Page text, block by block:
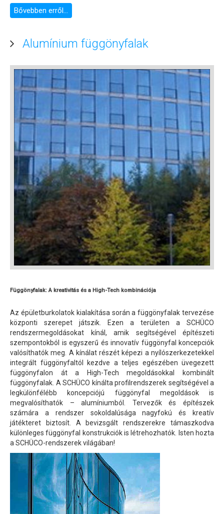
Bővebben erről...
Alumínium függönyfalak
Függönyfalak: A kreativitás és a High-Tech kombinációja
Az épületburkolatok kialakítása során a függönyfalak tervezése
központi szerepet játszik. Ezen a területen a SCHÜCO
rendszermegoldásokat kínál, amik segítségével építészeti
szempontokból is egyszerű és innovatív függönyfal koncepciók
valósíthatók meg. A kínálat részét képezi a nyílószerkezetekkel
integrált függönyfaltól kezdve a teljes egészében üvegezett
függönyfalon át a High-Tech megoldásokkal kombinált
függönyfalak. A SCHÜCO kínálta profilrendszerek segítségével a
legkülönfélébb koncepciójú függönyfal megoldások is
megvalósíthatók – alumíniumból. Tervezők és építészek
számára a rendszer sokoldalúsága nagyfokú és kreatív
játékteret biztosít. A bevizsgált rendszerekre támaszkodva
különleges függönyfal konstrukciók is létrehozhatók. Isten hozta
a SCHÜCO-rendszerek világában!